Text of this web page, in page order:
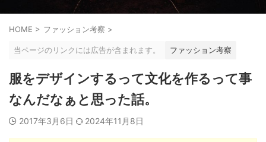
HOME > ファッション考察 >
当ページのリンクには広告が含まれます。 ファッション考察
服をデザインするって文化を作るって事
なんだなぁと思った話。
2017年3月6日 2024年11月8日